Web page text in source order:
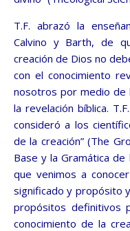
T.F. abrazó la
Calvino y Barth, de
creación de Dios no
con el conocimiento
nosotros por medio de
la revelación bíblica.
consideró a los
de la creación” (The
Base y la Gramática
que venimos a
significado y propósito
propósitos definitivos
conocimiento de la